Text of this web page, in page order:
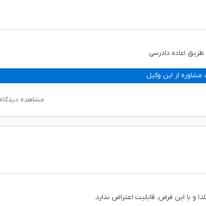
اعاده دادرسی
مشاوره از این وکیل
مشاهده
و با این فرض، قابلیت اعتراض ندارد.